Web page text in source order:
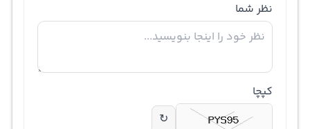
نظر شما
کپچا
↻